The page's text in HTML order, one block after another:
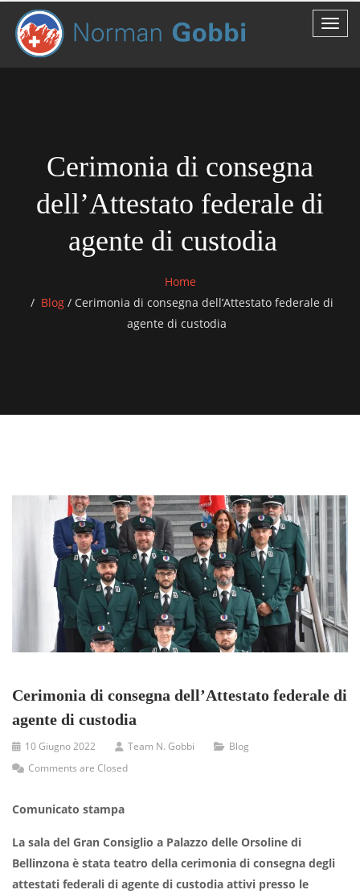
Cerimonia di consegna
dell’Attestato federale di
agente di custodia
Home
Blog / Cerimonia di consegna dell’Attestato federale di
agente di custodia
Cerimonia di consegna dell’Attestato federale di
agente di custodia
10 Giugno 2022 Team N. Gobbi
Blog
Comments are Closed
Comunicato stampa
La sala del Gran Consiglio a Palazzo delle Orsoline di
Bellinzona è stata teatro della cerimonia di consegna degli
attestati federali di agente di custodia attivi presso le